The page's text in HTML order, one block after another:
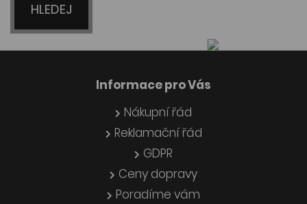
HLEDEJ
Informace pro Vás
Nákupní řád
Reklamační řád
GDPR
Ceny dopravy
Poradíme vám